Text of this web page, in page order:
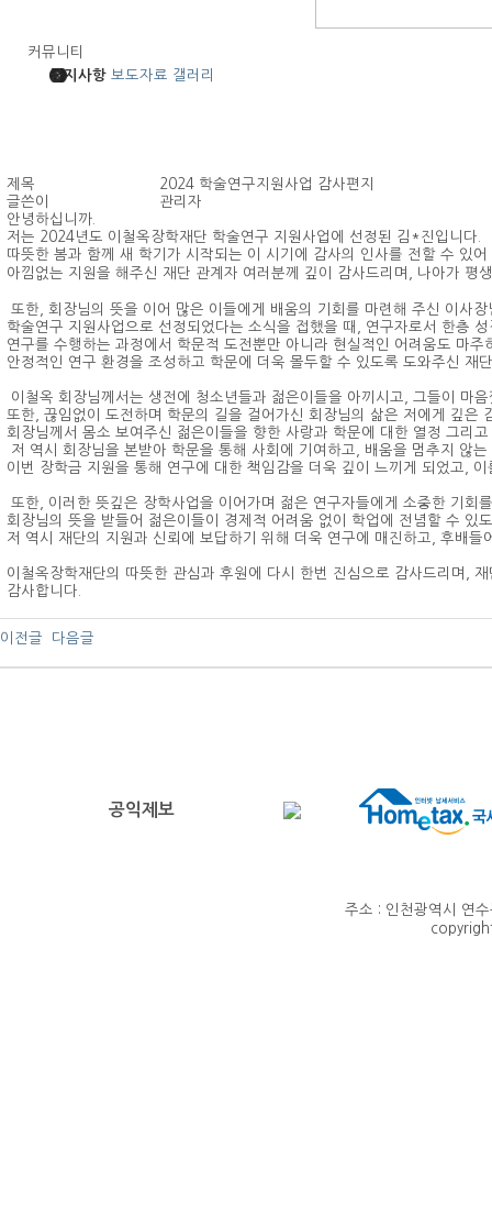
커뮤니티
공지사항 보도자료 갤러리
제목
2024 학술연구지원사업 감사편지
글쓴이
관리자
안녕하십니까.
저는 2024년도 이철옥장학재단 학술연구 지원사업에 선정된 김*진입니다.
따뜻한 봄과 함께 새 학기가 시작되는 이 시기에 감사의 인사를 전할 수 있
아낌없는 지원을 해주신 재단 관계자 여러분께 깊이 감사드리며, 나아가
또한, 회장님의 뜻을 이어 많은 이들에게 배움의 기회를 마련해 주신 이사
학술연구 지원사업으로 선정되었다는 소식을 접했을 때, 연구자로서 한층
연구를 수행하는 과정에서 학문적 도전뿐만 아니라 현실적인 어려움도 마
안정적인 연구 환경을 조성하고 학문에 더욱 몰두할 수 있도록 도와주신 재
이철옥 회장님께서는 생전에 청소년들과 젊은이들을 아끼시고, 그들이 마
또한, 끊임없이 도전하며 학문의 길을 걸어가신 회장님의 삶은 저에게 깊은
회장님께서 몸소 보여주신 젊은이들을 향한 사랑과 학문에 대한 열정 그리
저 역시 회장님을 본받아 학문을 통해 사회에 기여하고, 배움을 멈추지 않
이번 장학금 지원을 통해 연구에 대한 책임감을 더욱 깊이 느끼게 되었고,
또한, 이러한 뜻깊은 장학사업을 이어가며 젊은 연구자들에게 소중한 기회
회장님의 뜻을 받들어 젊은이들이 경제적 어려움 없이 학업에 전념할 수 있
저 역시 재단의 지원과 신뢰에 보답하기 위해 더욱 연구에 매진하고, 후배
이철옥장학재단의 따뜻한 관심과 후원에 다시 한번 진심으로 감사드리며,
감사합니다.
이전글 다음글
공익제보
주소 : 인천광역시 연